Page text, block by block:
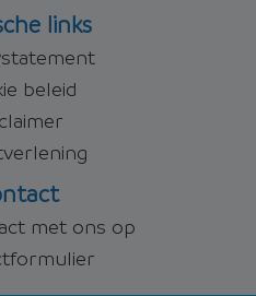
links
beleid
met ons op